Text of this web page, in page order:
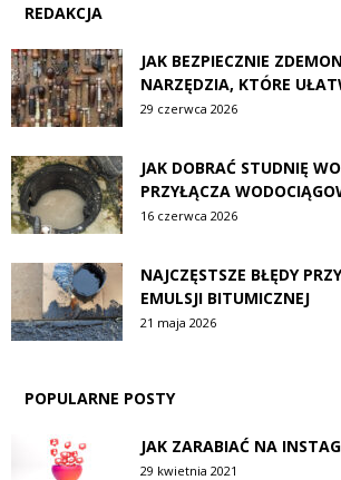
REDAKCJA
JAK BEZPIECZNIE
NARZĘDZIA, KTÓRE
29 czerwca 2026
JAK DOBRAĆ STUDNIĘ
PRZYŁĄCZA
16 czerwca 2026
NAJCZĘSTSZE BŁĘDY
EMULSJI BITUMICZNEJ
21 maja 2026
POPULARNE POSTY
JAK ZARABIAĆ NA
29 kwietnia 2021